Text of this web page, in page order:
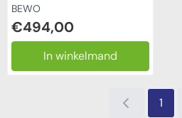
Merk:
BEWO
Prijs: 494,00
€494,00
In winkelmand
1